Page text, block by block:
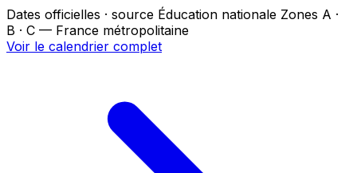
Dates officielles · source Éducation nationale Zones A ·
B · C — France métropolitaine
Voir le calendrier complet